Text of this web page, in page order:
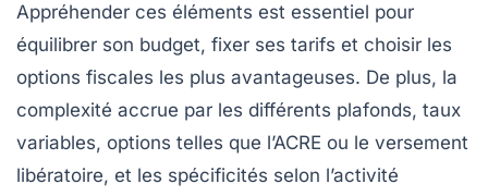
Appréhender ces éléments est essentiel pour
équilibrer son budget, fixer ses tarifs et choisir les
options fiscales les plus avantageuses. De plus, la
complexité accrue par les différents plafonds, taux
variables, options telles que l’ACRE ou le versement
libératoire, et les spécificités selon l’activité